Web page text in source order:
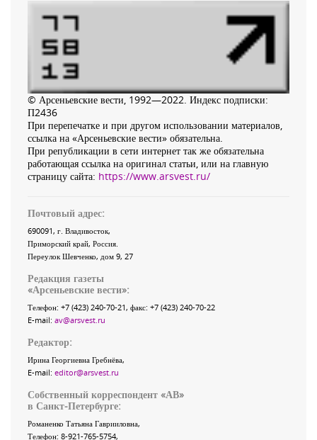
© Арсеньевские вести, 1992—2022. Индекс подписки:
П2436
При перепечатке и при другом использовании материалов,
ссылка на «Арсеньевские вести» обязательна.
При републикации в сети интернет так же обязательна
работающая ссылка на оригинал статьи, или на главную
страницу сайта: https://www.arsvest.ru/
Почтовый адрес:
690091, г. Владивосток,
Приморский край, Россия
Переулок Шевченко, дом 9, 27
Редакция газеты
«Арсеньевские вести»:
Телефон: +7 (423) 240-70-21, факс: +7 (423) 240-70-22
E-mail: av@arsvest.ru
Редактор:
Ирина Георгиевна Гребнёва,
E-mail: editor@arsvest.ru
Собственный корреспондент «АВ»
в Санкт-Петербурге:
Романенко Татьяна Гаврииловна,
Телефон: 8-921-765-5754,